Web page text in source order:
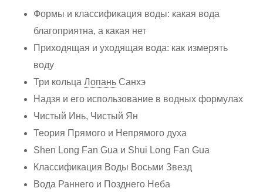
Формы и классификация воды: какая вода
благоприятна, а какая нет
Приходящая и уходящая вода: как измерять
воду
Три кольца ЛопаньСанхэ
Надзя и его использование в водных формулах
Чистый Инь, Чистый Ян
Теория Прямого и Непрямого духа
Shen Long Fan Gua и Shui Long Fan Gua
Классификация Воды Восьми Звезд
Вода Раннего и Позднего Неба